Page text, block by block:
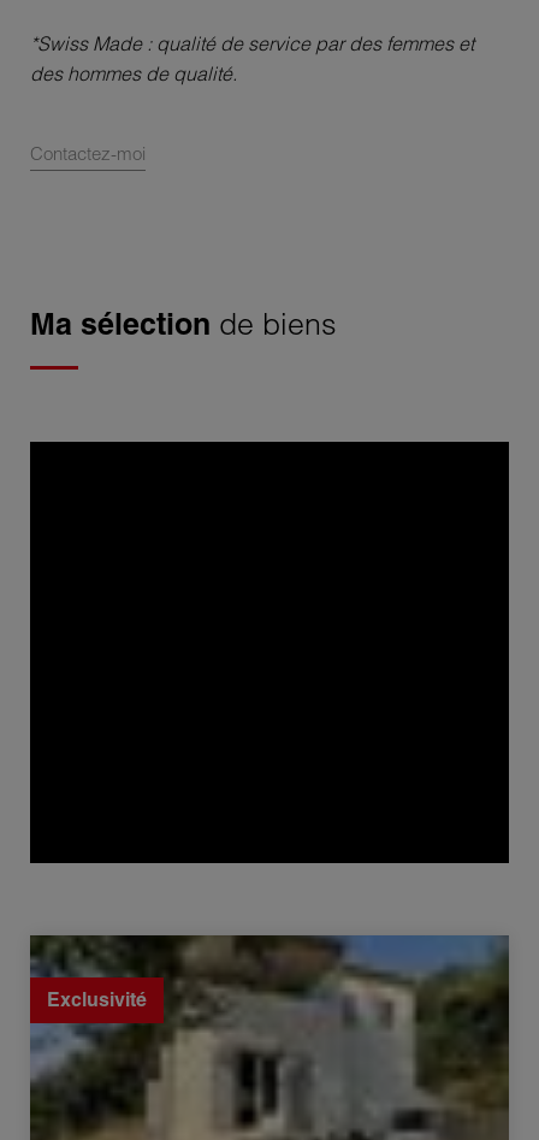
*Swiss Made : qualité de service par des femmes et
des hommes de qualité.
Contactez-moi
Ma sélection de biens
Vente Villa Cassagnoles 4 Pièces 71 m²
Exclusivité